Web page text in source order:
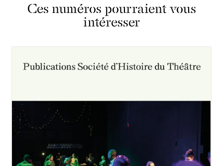
Ces numéros pourraient vous
intéresser